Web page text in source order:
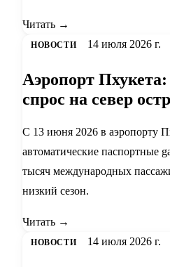
Читать →
НОВОСТИ 14 июля 2026 г.
Аэропорт
спрос на север
С 13 июня 2026 в аэропорту
автоматические паспортные
тысяч международных
низкий сезон.
Читать →
НОВОСТИ 14 июля 2026 г.